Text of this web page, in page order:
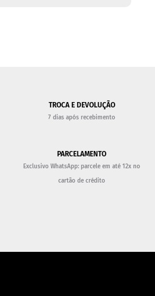
TROCA E DEVOLUÇÃO
7 dias após recebimento
PARCELAMENTO
Exclusivo WhatsApp: parcele em até 12x no
cartão de crédito